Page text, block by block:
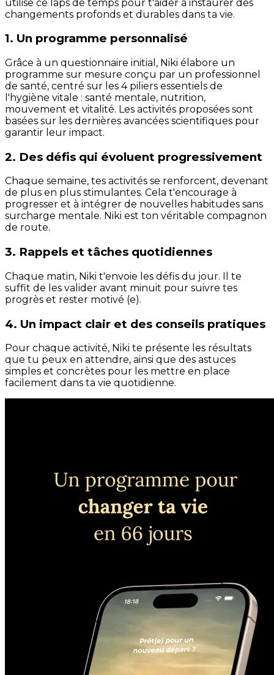
utilise ce laps de temps pour t'aider à instaurer des
changements profonds et durables dans ta vie.
1. Un programme personnalisé
Grâce à un questionnaire initial, Niki élabore un
programme sur mesure conçu par un professionnel
de santé, centré sur les 4 piliers essentiels de
l'hygiène vitale : santé mentale, nutrition,
mouvement et vitalité. Les activités proposées sont
basées sur les dernières avancées scientifiques pour
garantir leur impact.
2. Des défis qui évoluent progressivement
Chaque semaine, tes activités se renforcent, devenant
de plus en plus stimulantes. Cela t'encourage à
progresser et à intégrer de nouvelles habitudes sans
surcharge mentale. Niki est ton véritable compagnon
de route.
3. Rappels et tâches quotidiennes
Chaque matin, Niki t'envoie les défis du jour. Il te
suffit de les valider avant minuit pour suivre tes
progrès et rester motivé (e).
4. Un impact clair et des conseils pratiques
Pour chaque activité, Niki te présente les résultats
que tu peux en attendre, ainsi que des astuces
simples et concrètes pour les mettre en place
facilement dans ta vie quotidienne.